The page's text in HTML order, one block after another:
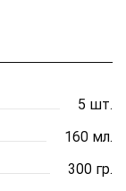
5 шт.
160 мл.
300 гр.